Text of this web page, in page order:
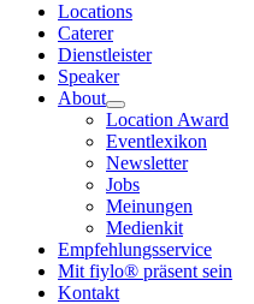
Locations
Caterer
Dienstleister
Speaker
About
Location Award
Eventlexikon
Newsletter
Jobs
Meinungen
Medienkit
Empfehlungsservice
Mit fiylo® präsent sein
Kontakt